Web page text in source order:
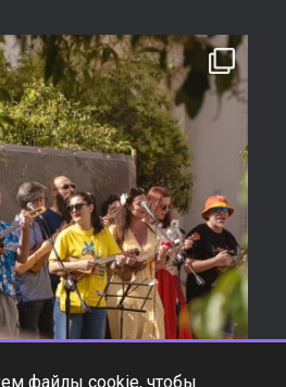
файлы cookie, чтобы